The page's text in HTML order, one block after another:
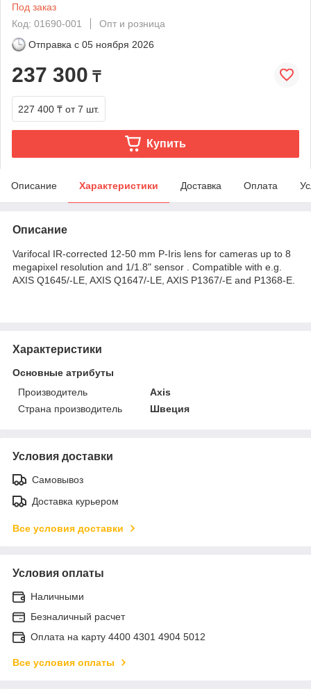
Под заказ
Код: 01690-001
Опт и розница
Отправка с 05 ноября 2026
237 300 ₸
227 400 ₸ от 7 шт.
Купить
Описание Характеристики Доставка Оплата
Описание
Varifocal IR-corrected 12-50 mm P-Iris lens for cameras up to 8
megapixel resolution and 1/1.8" sensor . Compatible with e.g.
AXIS Q1645/-LE, AXIS Q1647/-LE, AXIS P1367/-E and P1368-E.
Характеристики
Основные атрибуты
Производитель
Axis
Страна производитель
Швеция
Условия доставки
Самовывоз
Доставка курьером
Все условия доставки
Условия оплаты
Наличными
Безналичный расчет
Оплата на карту 4400 4301 4904 5012
Все условия оплаты